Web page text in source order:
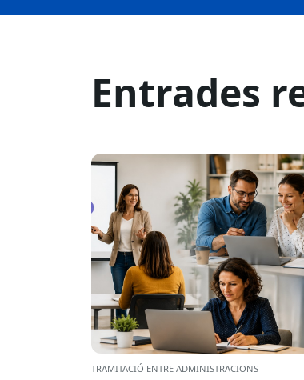
Entrades
TRAMITACIÓ ENTRE ADMINISTRACIONS